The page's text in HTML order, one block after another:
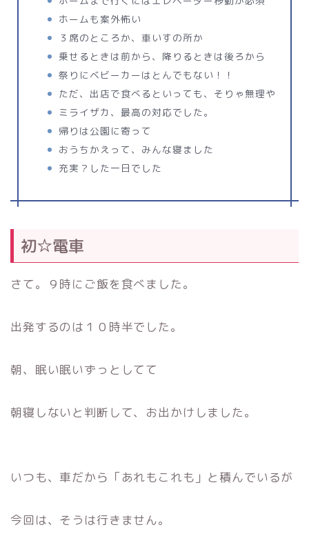
ホームも案外怖い
３席のところか、車いすの所か
乗せるときは前から、降りるときは後ろから
祭りにベビーカーはとんでもない！！
ただ、出店で食べるといっても、そりゃ無理や
ミライザカ、最高の対応でした。
帰りは公園に寄って
おうちかえって、みんな寝ました
充実？した一日でした
初☆電車
さて。９時にご飯を食べました。
出発するのは１０時半でした。
朝、眠い眠いずっとしてて
朝寝しないと判断して、お出かけしました。
いつも、車だから「あれもこれも」と積んでいるが
今回は、そうは行きません。